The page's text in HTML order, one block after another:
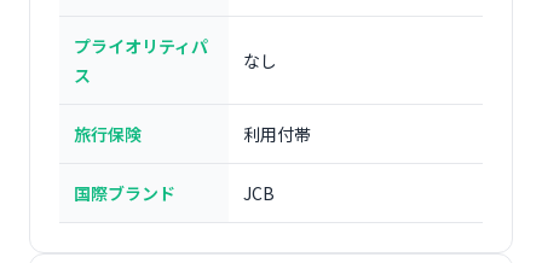
プライオリティパ
ス
なし
旅行保険 利用付帯
国際ブランド JCB